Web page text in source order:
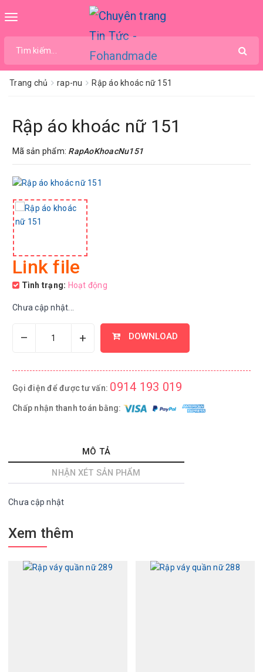
Toggle
Trang chủ rap-nu Rập áo khoác nữ 151
Rập áo khoác nữ 151
Mã sản phẩm: RapAoKhoacNu151
Link file
Tình trạng: Hoạt động
Chưa cập nhật...
– + DOWNLOAD
Gọi điện để được tư vấn: 0914 193 019
Chấp nhận thanh toán bằng:
MÔ TẢ
NHẬN XÉT SẢN PHẨM
Chưa cập nhật
Xem thêm